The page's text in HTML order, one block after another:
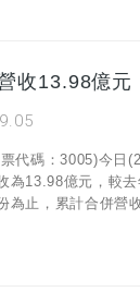
收13.98億元
代碼：3005)今日
為13.98億元，較去
為止，累計合併營